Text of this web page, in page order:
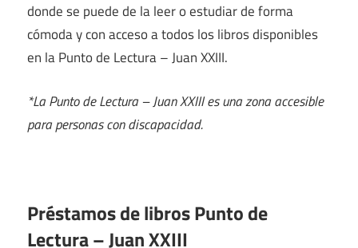
donde se puede de la leer o estudiar de forma
cómoda y con acceso a todos los libros disponibles
en la Punto de Lectura – Juan XXIII.
*La Punto de Lectura – Juan XXIII es una zona accesible
para personas con discapacidad.
Préstamos de libros Punto de
Lectura – Juan XXIII